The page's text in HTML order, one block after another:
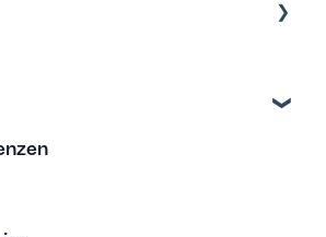
& Abwesenheiten
verstehen